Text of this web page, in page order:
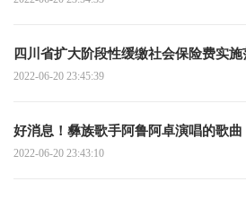
四川省扩大阶段性缓缴社会保险费实
2022-06-20 23:45:39
好消息！彝族歌手阿鲁阿卓演唱的歌
2022-06-20 23:43:10